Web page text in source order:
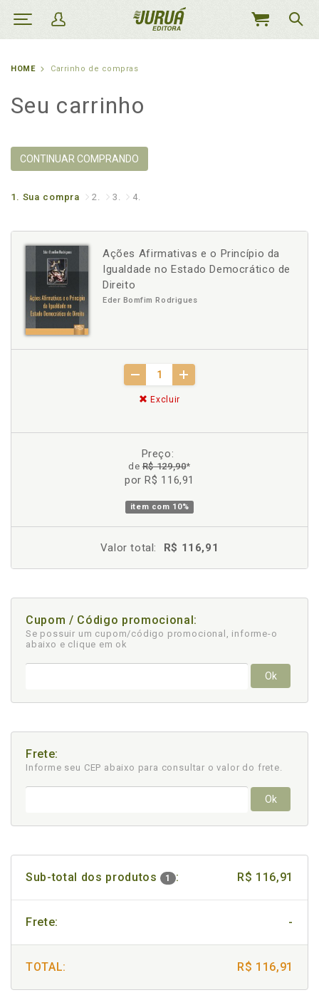
MEU
HOME Carrinho de compras
Seu carrinho
CONTINUAR COMPRANDO
1. Sua compra 2. 3. 4.
Ações Afirmativas e o Princípio da
Igualdade no Estado Democrático de
Direito
Eder Bomfim Rodrigues
Excluir
Preço:
deR$ 129,90*
por R$ 116,91
item com 10%
Valor total: R$ 116,91
Cupom / Código promocional:
Se possuir um cupom/código promocional, informe-o
abaixo e clique em ok
Ok
Frete:
Informe seu CEP abaixo para consultar o valor do frete.
Ok
Sub-total dos produtos 1 : R$ 116,91
Frete: -
TOTAL: R$ 116,91